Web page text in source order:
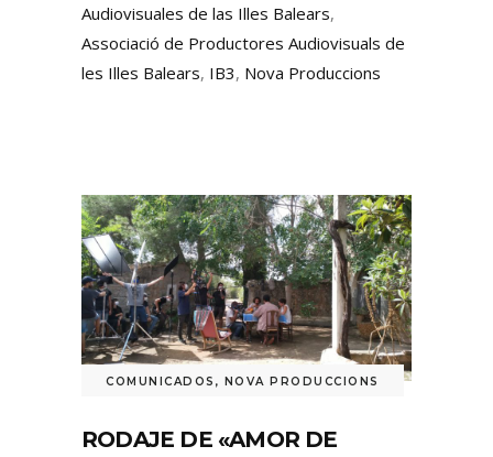
Audiovisuales de las Illes Balears,
Associació de Productores Audiovisuals de
les Illes Balears, IB3, Nova Produccions
COMUNICADOS , NOVA PRODUCCIONS
RODAJE DE «AMOR DE